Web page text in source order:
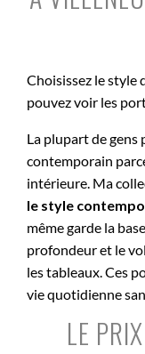
Choisissez le style
pouvez voir les
La plupart de gens
contemporain
intérieure. Ma
le style
même garde la
profondeur et le
les tableaux. Ces
vie quotidienne
LE